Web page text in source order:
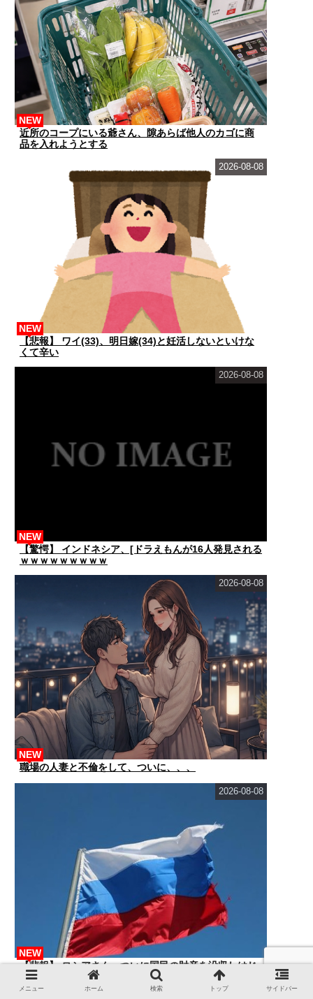
近所のコープにいる爺さん、隙あらば他人のカゴに商
品を入れようとする
NEW
【悲報】 ワイ(33)、明日嫁(34)と妊活しないといけな
くて辛い
NEW
2026-08-08
【驚愕】 インドネシア、[ドラえもんが16人発見される
ｗｗｗｗｗｗｗｗｗ
NEW
2026-08-08
職場の人妻と不倫をして、ついに、、、
NEW
2026-08-08
【悲報】 ロシアさん、ついに国民の財産を没収しはじ
める
NEW
2026-08-08
メニュー ホーム 検索 トップ サイドバー